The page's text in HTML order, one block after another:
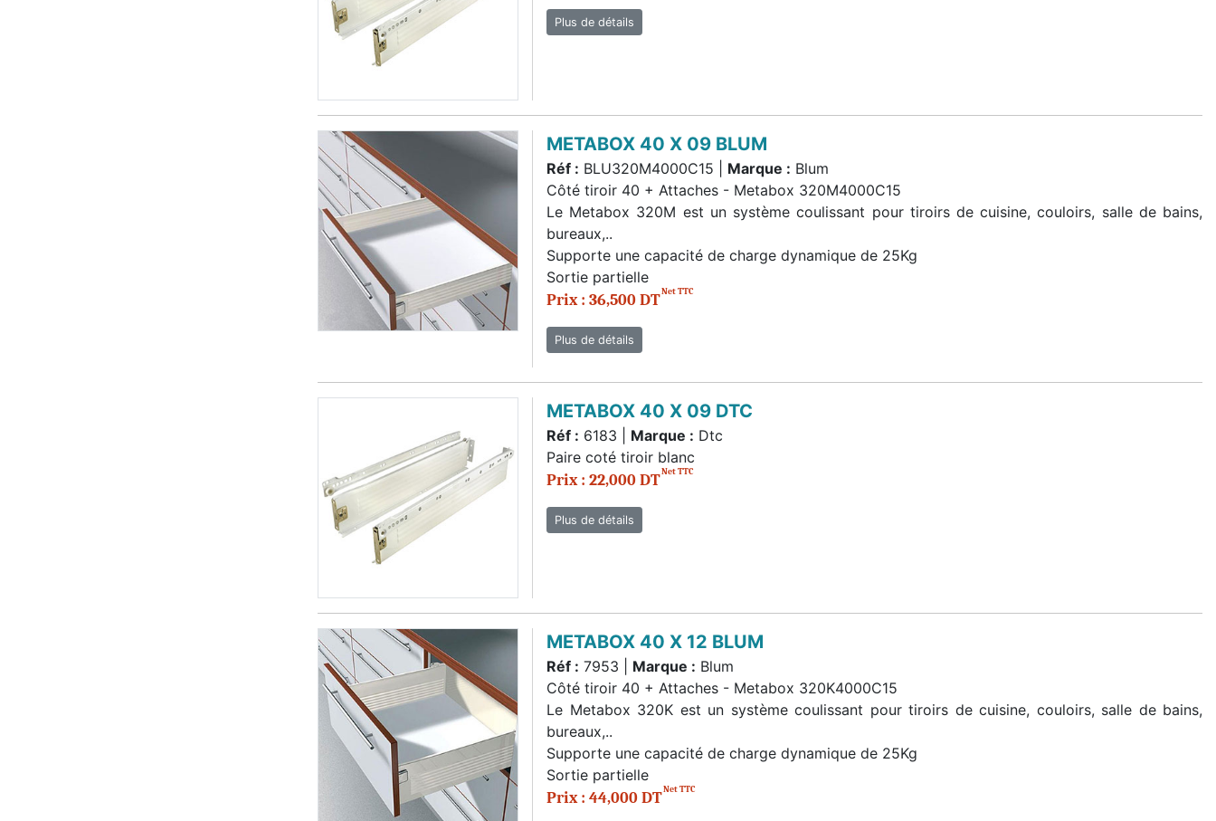
Plus de détails
METABOX 40 X 09 BLUM
Réf : BLU320M4000C15 | Marque : Blum
Côté tiroir 40 + Attaches - Metabox 320M4000C15
Le Metabox 320M est un système coulissant pour tiroirs de cuisine, couloirs, salle de bains,
bureaux,..
Supporte une capacité de charge dynamique de 25Kg
Sortie partielle
Prix : 36,500 DTNet TTC
Plus de détails
METABOX 40 X 09 DTC
Réf : 6183 | Marque : Dtc
Paire coté tiroir blanc
Prix : 22,000 DTNet TTC
Plus de détails
METABOX 40 X 12 BLUM
Réf : 7953 | Marque : Blum
Côté tiroir 40 + Attaches - Metabox 320K4000C15
Le Metabox 320K est un système coulissant pour tiroirs de cuisine, couloirs, salle de bains,
bureaux,..
Supporte une capacité de charge dynamique de 25Kg
Sortie partielle
Prix : 44,000 DTNet TTC